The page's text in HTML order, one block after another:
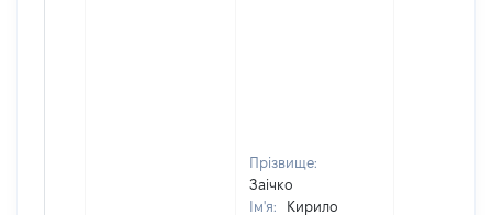
Прізвище:
Заічко
Ім'я:
Кирило